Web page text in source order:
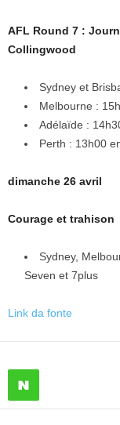
AFL Round 7 :
Collingwood
Sydney et
Melbourne :
Adélaïde :
Perth : 13h00
dimanche 26 avril
Courage et trahison
Sydney,
Seven et 7plus
Link da fonte